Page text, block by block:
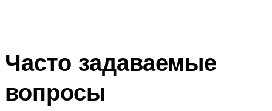
Часто задаваемые
вопросы